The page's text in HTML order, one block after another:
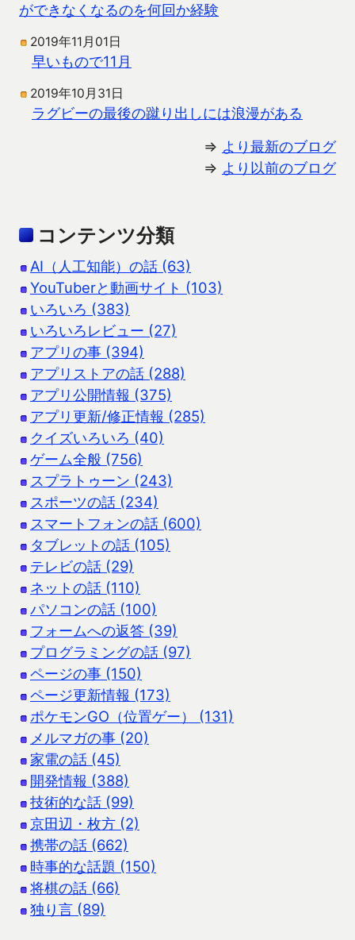
ができなくなるのを何回か経験
2019年11月01日
早いもので11月
2019年10月31日
ラグビーの最後の蹴り出しには浪漫がある
⇒ より最新のブログ
⇒ より以前のブログ
コンテンツ分類
AI（人工知能）の話 (63)
YouTuberと動画サイト (103)
いろいろ (383)
いろいろレビュー (27)
アプリの事 (394)
アプリストアの話 (288)
アプリ公開情報 (375)
アプリ更新/修正情報 (285)
クイズいろいろ (40)
ゲーム全般 (756)
スプラトゥーン (243)
スポーツの話 (234)
スマートフォンの話 (600)
タブレットの話 (105)
テレビの話 (29)
ネットの話 (110)
パソコンの話 (100)
フォームへの返答 (39)
プログラミングの話 (97)
ページの事 (150)
ページ更新情報 (173)
ポケモンGO（位置ゲー） (131)
メルマガの事 (20)
家電の話 (45)
開発情報 (388)
技術的な話 (99)
京田辺・枚方 (2)
携帯の話 (662)
時事的な話題 (150)
将棋の話 (66)
独り言 (89)